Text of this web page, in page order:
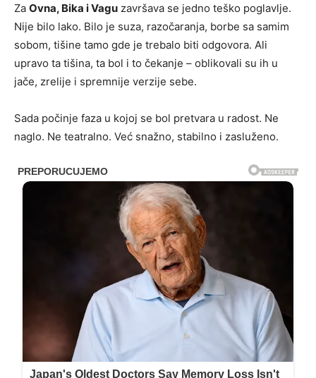
Za Ovna, Bika i Vagu završava se jedno teško poglavlje.
Nije bilo lako. Bilo je suza, razočaranja, borbe sa samim
sobom, tišine tamo gde je trebalo biti odgovora. Ali
upravo ta tišina, ta bol i to čekanje – oblikovali su ih u
jače, zrelije i spremnije verzije sebe.
Sada počinje faza u kojoj se bol pretvara u radost. Ne
naglo. Ne teatralno. Već snažno, stabilno i zasluženo.